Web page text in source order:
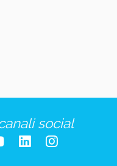
social